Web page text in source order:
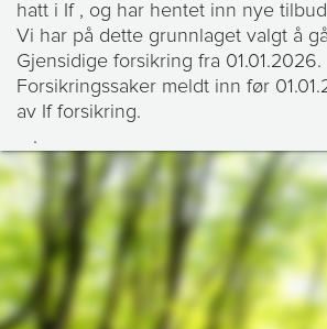
hatt i If , og har hentet inn nye
Vi har på dette grunnlaget valgt å
Gjensidige forsikring fra 01.01.2026.
Forsikringssaker meldt inn før
av If forsikring.
.